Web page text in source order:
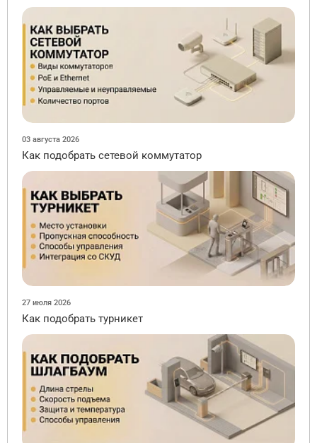
03 августа 2026
Как подобрать сетевой коммутатор
27 июля 2026
Как подобрать турникет